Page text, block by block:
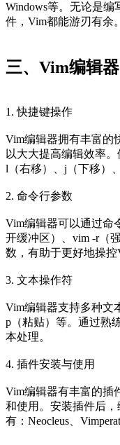
Windows等。无论是
件，Vim都能游刃有余。
三、Vim编辑
1. 快捷键操作
Vim编辑器拥有丰富的
以大大提高编辑效率
l（右移）、j（下移）
2. 命令行参数
Vim编辑器可以通过命
开缓冲区）、vim -r（
数，有助于更好地操控
3. 文本操作符
Vim编辑器支持多种文
p（粘贴）等。通过熟
本处理。
4. 插件安装与使用
Vim编辑器有丰富的插
和使用。安装插件后
有：Neocleus、